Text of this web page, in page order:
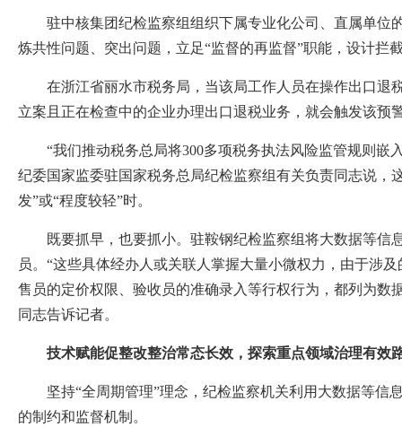
驻中核集团纪检监察组组织下属专业化公司、直属单位
炼共性问题、突出问题，立足“监督的再监督”职能，设计拦
在浙江省丽水市税务局，当该局工作人员在操作出口退
立案且正在检查中的企业办理出口退税业务，就会触发该
“我们推动税务总局将300多项税务执法风险监管规则嵌
纪委国家监委驻国家税务总局纪检监察组有关负责同志说，
发”或“程度较轻”时。
既要抓早，也要抓小。驻鞍钢纪检监察组将大数据等信
员。“这些具体经办人或关联人掌握大量小微权力，由于涉
售员的定价权限、验收员的准确录入等行权行为，都列为数
同志告诉记者。
技术赋能促整改整治常态长效，探索重点领域治理有效
坚持“全周期管理”理念，纪检监察机关利用大数据等信
的制约和监督机制。